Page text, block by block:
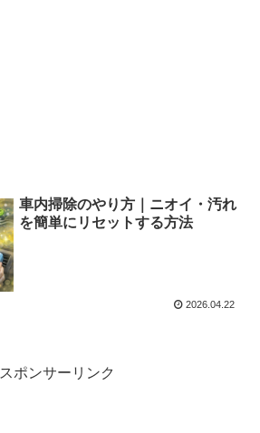
車内掃除のやり方｜ニオイ・汚れ
を簡単にリセットする方法
2026.04.22
スポンサーリンク